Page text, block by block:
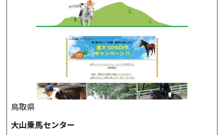
きましょう。 スタートクラス ビギナークラスで単独で
軽速歩(けいはやあし)ができるようになったら スタート
クラスへ。 グループレッスンで馬のスピードを調整し
ながら 軽速歩・正反撞(せいはんどう)を学びます。 安定
した手綱操作と軽速歩・正反撞ができるようになれば
駈歩(かけあし)練習に入ります。 ホップクラス スタート
クラスで常歩(なみあし)や 速歩、駈歩の初歩をマスター
したら、 次は部班にて駈歩を含めた誘導練習を行いま
しょう。 ステップクラス ホップクラスまでに練習した
鳥取県
大山乗馬センター